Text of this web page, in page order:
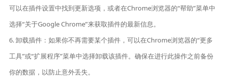
可以在插件设置中找到更新选项，或者在Chrome浏览器的“帮助”菜单中
选择“关于Google Chrome”来获取插件的最新信息。
6. 卸载插件：如果你不再需要某个插件，可以在Chrome浏览器的“更多
工具”或“扩展程序”菜单中选择卸载该插件。确保在进行此操作之前备份
你的数据，以防止意外丢失。